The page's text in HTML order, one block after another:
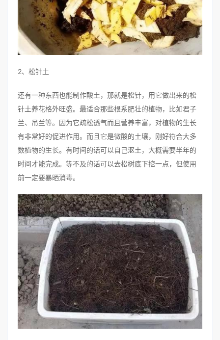
2、松针土
还有一种东西也能制作酸土，那就是松针，用它做出来的松
针土养花格外旺盛。最适合那些根系肥壮的植物，比如君子
兰、吊兰等。因为它疏松透气而且营养丰富，对植物的生长
有非常好的促进作用。而且它是微酸的土壤，刚好符合大多
数植物的生长。有时间的话可以自己沤土，大概需要半年的
时间才能完成。等不及的话可以去松树底下挖一点，但使用
前一定要暴晒消毒。